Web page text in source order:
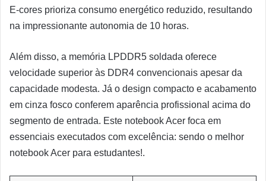
E-cores prioriza consumo energético reduzido, resultando
na impressionante autonomia de 10 horas.
Além disso, a memória LPDDR5 soldada oferece
velocidade superior às DDR4 convencionais apesar da
capacidade modesta. Já o design compacto e acabamento
em cinza fosco conferem aparência profissional acima do
segmento de entrada. Este notebook Acer foca em
essenciais executados com excelência: sendo o melhor
notebook Acer para estudantes!.